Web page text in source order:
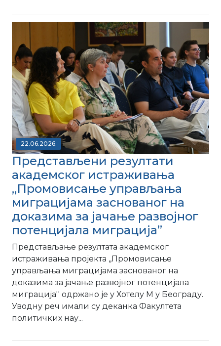
22.06.2026.
Представљени резултати
академског истраживања
,,Промовисање управљања
миграцијама заснованог на
доказима за јачање развојног
потенцијала миграција”
Представљање резултата академског
истраживања пројекта ,,Промовисање
управљања миграцијама заснованог на
доказима за јачање развојног потенцијала
миграција'' одржано је у Хотелу М у Београду.
Уводну реч имали су деканка Факултета
политичких нау...